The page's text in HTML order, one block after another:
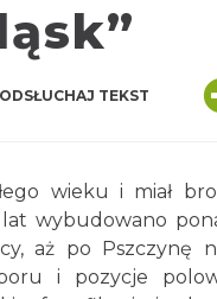
ODSŁUCHAJ TEKST
wieku i miał
wybudowano
aż po Pszczynę
i pozycje